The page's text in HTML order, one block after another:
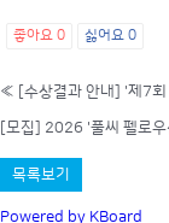
좋아요 0 싫어요 0
« [수상결과 안내] '제7
[모집] 2026 '풀씨 펠로
목록보기
Powered by KBoard